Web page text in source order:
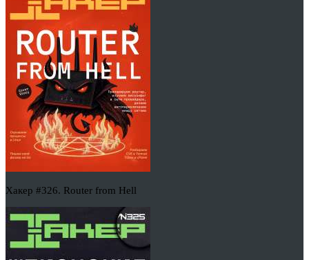
Хакер #326. Router from Hell